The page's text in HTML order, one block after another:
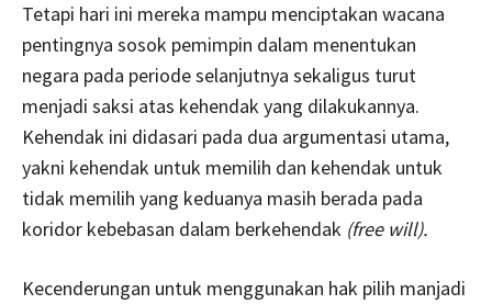
Tetapi hari ini mereka mampu menciptakan wacana
pentingnya sosok pemimpin dalam menentukan
negara pada periode selanjutnya sekaligus turut
menjadi saksi atas kehendak yang dilakukannya.
Kehendak ini didasari pada dua argumentasi utama,
yakni kehendak untuk memilih dan kehendak untuk
tidak memilih yang keduanya masih berada pada
koridor kebebasan dalam berkehendak (free will).
Kecenderungan untuk menggunakan hak pilih manjadi